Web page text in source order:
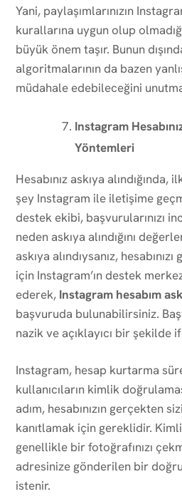
Yani, paylaşımlarınızın
kurallarına uygun olup
büyük önem taşır. Bunun
algoritmalarının da bazen
müdahale edebileceğini
Instagram
Yöntemleri
Hesabınız askıya alındığında,
şey Instagram ile iletişime
destek ekibi, başvurularınızı
neden askıya alındığını
askıya alındıysanız,
için Instagram’ın destek
ederek, Instagram hesabım
başvuruda bulunabilirsiniz.
nazik ve açıklayıcı bir şekilde
Instagram, hesap kurtarma
kullanıcıların kimlik
adım, hesabınızın gerçekten
kanıtlamak için gereklidir.
genellikle bir fotoğrafınızı
adresinize gönderilen bir
istenir.